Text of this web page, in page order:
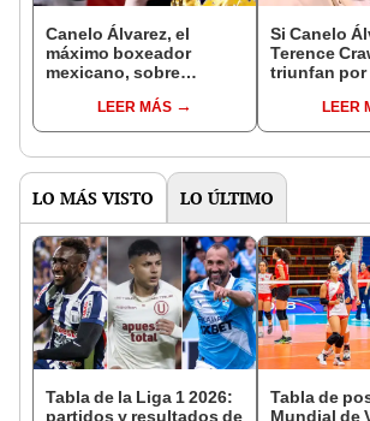
Canelo Álvarez, el
máximo boxeador
mexicano, sobre
EE.UU. “Deben analizar
si vale la pena estar aquí
LEER MÁS
Si Canelo
Terence
triunfan por
bono,
Alalshikh
LEER
LO MÁS VISTO LO ÚLTIMO
Tabla de la Liga 1 2026:
partidos y resultados de
Tabla de
Mundial de